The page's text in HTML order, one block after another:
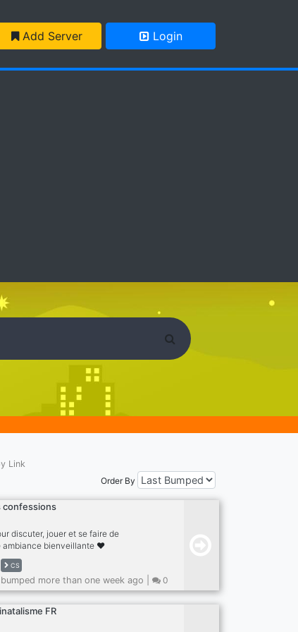
Add Server Login
Link
Order By
confessions
discuter, jouer et se faire de
ambiance bienveillante ❤️
CS
bumped more than one week ago | 0
FR